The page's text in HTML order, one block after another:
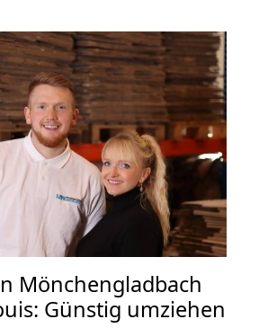
Mönchengladbach
Günstig umziehen